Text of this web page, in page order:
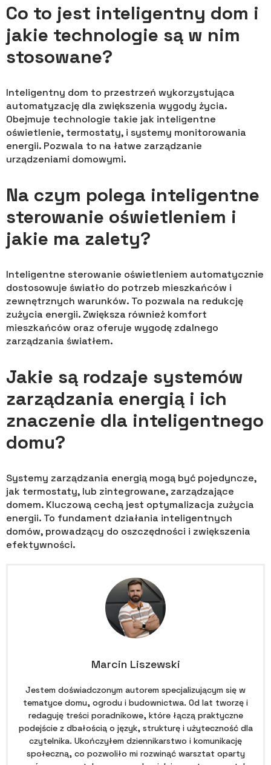
Co to jest inteligentny dom i
jakie technologie są w nim
stosowane?
Inteligentny dom to przestrzeń wykorzystująca
automatyzację dla zwiększenia wygody życia.
Obejmuje technologie takie jak inteligentne
oświetlenie, termostaty, i systemy monitorowania
energii. Pozwala to na łatwe zarządzanie
urządzeniami domowymi.
Na czym polega inteligentne
sterowanie oświetleniem i
jakie ma zalety?
Inteligentne sterowanie oświetleniem automatycznie
dostosowuje światło do potrzeb mieszkańców i
zewnętrznych warunków. To pozwala na redukcję
zużycia energii. Zwiększa również komfort
mieszkańców oraz oferuje wygodę zdalnego
zarządzania światłem.
Jakie są rodzaje systemów
zarządzania energią i ich
znaczenie dla inteligentnego
domu?
Systemy zarządzania energią mogą być pojedyncze,
jak termostaty, lub zintegrowane, zarządzające
domem. Kluczową cechą jest optymalizacja zużycia
energii. To fundament działania inteligentnych
domów, prowadzący do oszczędności i zwiększenia
efektywności.
Marcin Liszewski
Jestem doświadczonym autorem specjalizującym się w
tematyce domu, ogrodu i budownictwa. Od lat tworzę i
redaguję treści poradnikowe, które łączą praktyczne
podejście z dbałością o język, strukturę i użyteczność dla
czytelnika. Ukończyłem dziennikarstwo i komunikację
społeczną, co pozwoliło mi rozwinąć warsztat oparty